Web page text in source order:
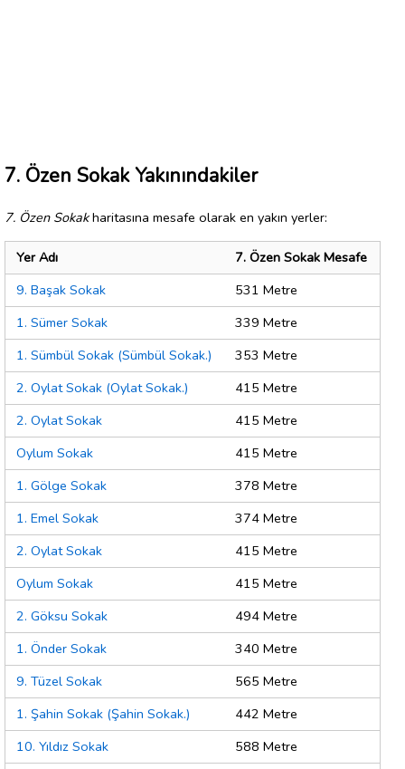
7. Özen Sokak Yakınındakiler
7. Özen Sokakharitasına mesafe olarak en yakın yerler:
Yer Adı
7. Özen Sokak Mesafe
9. Başak Sokak
531 Metre
1. Sümer Sokak
339 Metre
1. Sümbül Sokak (Sümbül Sokak.)
353 Metre
2. Oylat Sokak (Oylat Sokak.)
415 Metre
2. Oylat Sokak
415 Metre
Oylum Sokak
415 Metre
1. Gölge Sokak
378 Metre
1. Emel Sokak
374 Metre
2. Oylat Sokak
415 Metre
Oylum Sokak
415 Metre
2. Göksu Sokak
494 Metre
1. Önder Sokak
340 Metre
9. Tüzel Sokak
565 Metre
1. Şahin Sokak (Şahin Sokak.)
442 Metre
10. Yıldız Sokak
588 Metre